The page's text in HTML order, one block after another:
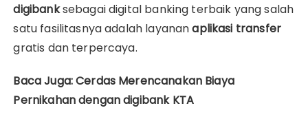
digibanksebagai digital banking terbaik yang salah
satu fasilitasnya adalah layananaplikasi transfer
gratis dan terpercaya.
Baca Juga:Cerdas Merencanakan Biaya
Pernikahan dengan digibank KTA